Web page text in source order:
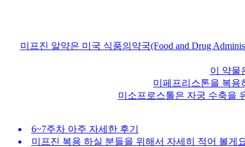
미프진 알약은 미국 식품의약국(Food and Drug
이 약물
미페프리스톤을 복용
미소프로스톨은 자궁 수축을
6~7주차 아주 자세한 후기
미프진 복용 하실 분들을 위해서 자세히 적어 볼게